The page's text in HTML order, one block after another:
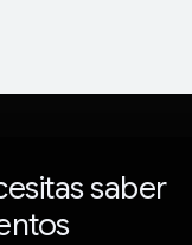
saber